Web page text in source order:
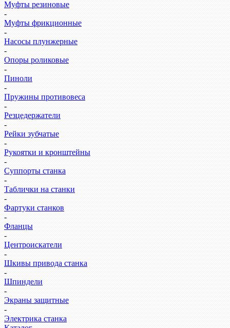
Муфты резиновые
-
Муфты фрикционные
-
Насосы плунжерные
-
Опоры роликовые
-
Пиноли
-
Пружины противовеса
-
Резцедержатели
-
Рейки зубчатые
-
Рукоятки и кронштейны
-
Суппорты станка
-
Таблички на станки
-
Фартуки станков
-
Фланцы
-
Центроискатели
-
Шкивы привода станка
-
Шпиндели
-
Экраны защитные
-
Электрика станка